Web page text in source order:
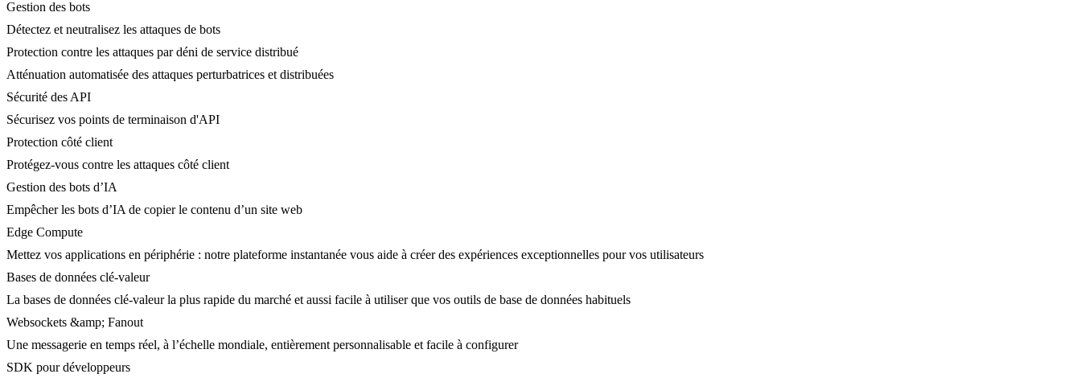
Gestion des bots
Détectez et neutralisez les attaques de bots
Protection contre les attaques par déni de service distribué
Atténuation automatisée des attaques perturbatrices et distribuées
Sécurité des API
Sécurisez vos points de terminaison d'API
Protection côté client
Protégez-vous contre les attaques côté client
Gestion des bots d’IA
Empêcher les bots d’IA de copier le contenu d’un site web
Edge Compute
Mettez vos applications en périphérie : notre plateforme instantanée vous aide à créer des expériences exceptionnelles pour vos utilisateurs
Bases de données clé-valeur
La bases de données clé-valeur la plus rapide du marché et aussi facile à utiliser que vos outils de base de données habituels
Websockets &amp; Fanout
Une messagerie en temps réel, à l’échelle mondiale, entièrement personnalisable et facile à configurer
SDK pour développeurs